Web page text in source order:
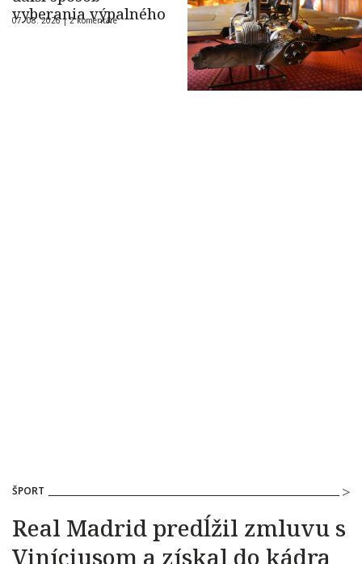
vyberania výpalného
07. 08. 2026 |2 komentáre
ŠPORT